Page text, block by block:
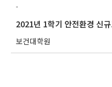
-
보건대학원